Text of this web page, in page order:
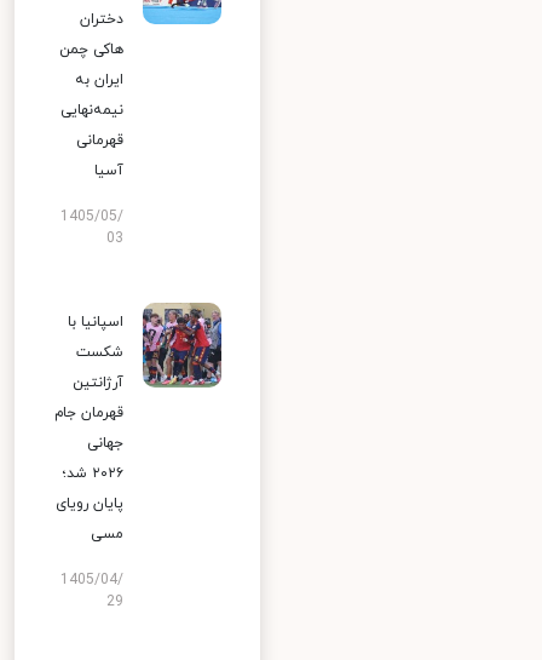
دختران
هاکی چمن
ایران به
نیمه‌نهایی
قهرمانی
آسیا
1405/05/
03
اسپانیا با
شکست
آرژانتین
قهرمان جام
جهانی
۲۰۲۶ شد؛
پایان رویای
مسی
1405/04/
29